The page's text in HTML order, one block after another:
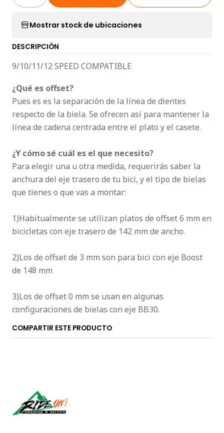
Mostrar stock de ubicaciones
DESCRIPCIÓN
9/10/11/12 SPEED COMPATIBLE
¿Qué es offset?
Pues es es la separación de la línea de dientes
respecto de la biela. Se ofrecen así para mantener la
línea de cadena centrada entre el plato y el casete.
¿Y cómo sé cuál es el que necesito?
Para elegir una u otra medida, requerirás saber la
anchura del eje trasero de tu bici, y el tipo de bielas
que tienes o que vas a montar:
1)Habitualmente se utilizan platos de offset 6 mm en
bicicletas con eje trasero de 142 mm de ancho.
2)Los de offset de 3 mm son para bici con eje Boost
de 148 mm
3)Los de offset 0 mm se usan en algunas
configuraciones de bielas con eje BB30.
COMPARTIR ESTE PRODUCTO